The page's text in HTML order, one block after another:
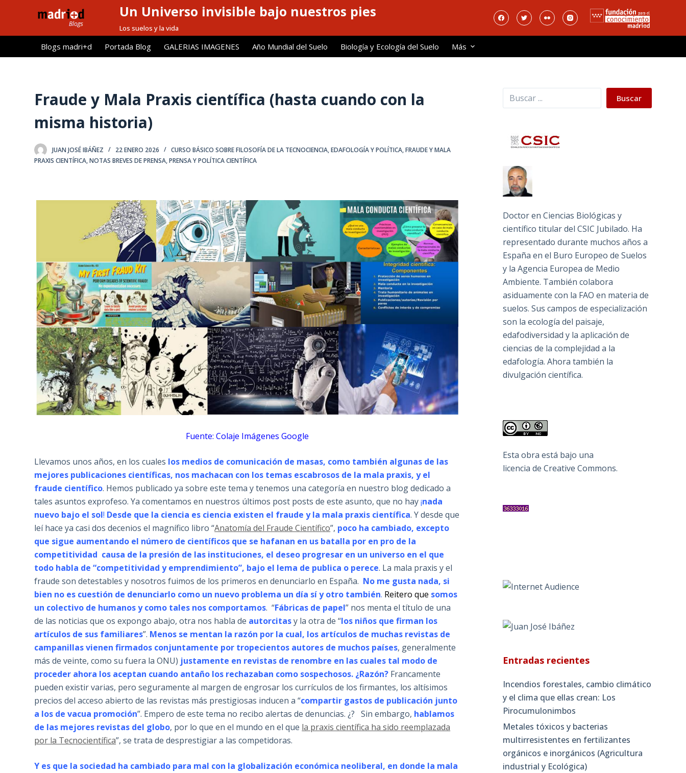
l
Un Universo invisible bajo nuestros pies
Los suelos y la vida
Blogs madri+d Portada Blog GALERIAS IMAGENES Año Mundial del Suelo Biología y Ecología del Suelo Más
Fraude y Mala Praxis científica (hasta cuando con la
misma historia)
JUAN JOSÉ IBÁÑEZ 22 ENERO 2026 CURSO BÁSICO SOBRE FILOSOFÍA DE LA TECNOCIENCIA,EDAFOLOGÍA Y POLÍTICA,FRAUDE Y MALA
PRAXIS CIENTÍFICA,NOTAS BREVES DE PRENSA,PRENSA Y POLÍTICA CIENTÍFICA
Fuente: Colaje Imágenes Google
Llevamos unos años, en los cuales los medios de comunicación de masas, como también algunas de las
mejores publicaciones científicas, nos machacan con los temas escabrosos de la mala praxis, y el
fraude científico. Hemos publicado ya sobre este tema y tenemos una categoría en nuestro blog dedicado a
tales asuntos exprofeso. Ya comentamos en nuestros últimos post posts de este asunto, que no hay¡nada
nuevo bajo el sol! Desde que la ciencia es ciencia existen el fraude y la mala praxis científica. Y desde que
leí hace ya casi dos decenios el magnífico libro “Anatomía del Fraude Científico”, poco ha cambiado, excepto
que sigue aumentando el número de científicos que se hafanan en us batalla por en pro de la
competitividad causa de la presión de las instituciones, el deseo progresar en un universo en el que
todo habla de “competitividad y emprendimiento”, bajo el lema de publica o perece. La mala praxis y el
fraude son detestables y nosotros fuimos de los primeros en denunciarlo en España. No me gusta nada, si
bien no es cuestión de denunciarlo como un nuevo problema un día sí y otro también. Reitero que somos
un colectivo de humanos y como tales nos comportamos. “Fábricas de papel” nos menta el título de una
de las noticias que os expongo abajo, otra nos habla de autorcitasy la otra de “los niños que firman los
artículos de sus familiares”. Menos se mentan la razón por la cual, los artículos de muchas revistas de
campanillas vienen firmados conjuntamente por tropecientos autores de muchos países, generalmente
más de veinte, como su fuera la ONU) justamente en revistas de renombre en las cuales tal modo de
proceder ahora los aceptan cuando antaño los rechazaban como sospechosos. ¿Razón? Francamente
pueden existir varias, pero seguramente al margen de engrosar los currículos de los firmantes, los altísimos
precios del acceso abierto de las revistas más prestigiosas inducen a “compartir gastos de publicación junto
a los de vacua promoción”. Empero de este tema no recibo alertas de denuncias. ¿? Sin embargo, hablamos
de las mejores revistas del globo, por lo que en el mundo en el que la praxis científica ha sido reemplazada
por la Tecnocientífica”, se trata de desprestigiar a las competidoras.
Y es que la sociedad ha cambiado para mal con la globalización económica neoliberal, en donde la mala
Buscar Buscar
Doctor en Ciencias Biológicas y
científico titular del CSIC Jubilado. Ha
representado durante muchos años a
España en el Buro Europeo de Suelos
y la Agencia Europea de Medio
Ambiente. También colabora
asiduamente con la FAO en materia de
suelos. Sus campos de especialización
son la ecología del paisaje,
edafodiversidad y la aplicación de
ciencias de la complejidad a la
edafología. Ahora también la
divulgación científica.
Esta obra está bajo una
licencia de Creative Commons.
Entradas recientes
Incendios forestales, cambio climático
y el clima que ellas crean: Los
Pirocumulonimbos
Metales tóxicos y bacterias
multirresistentes en fertilizantes
orgánicos e inorgánicos (Agricultura
industrial y Ecológica)